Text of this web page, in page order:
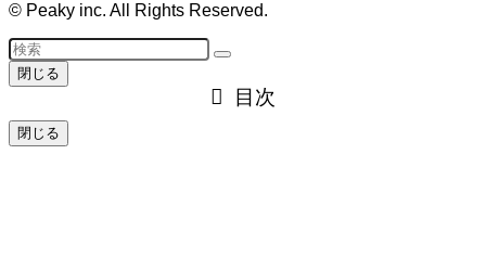
© Peaky inc. All Rights Reserved.
閉じる
目次
閉じる